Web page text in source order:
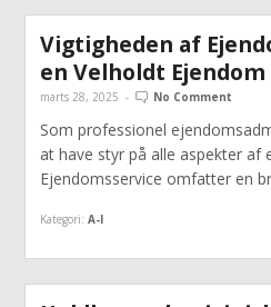
Vigtigheden af
en Velholdt Ejendom
marts 28, 2025 - No Comment
Som professionel
at have styr på alle aspekter af
Ejendomsservice omfatter en
Kategori: A-I